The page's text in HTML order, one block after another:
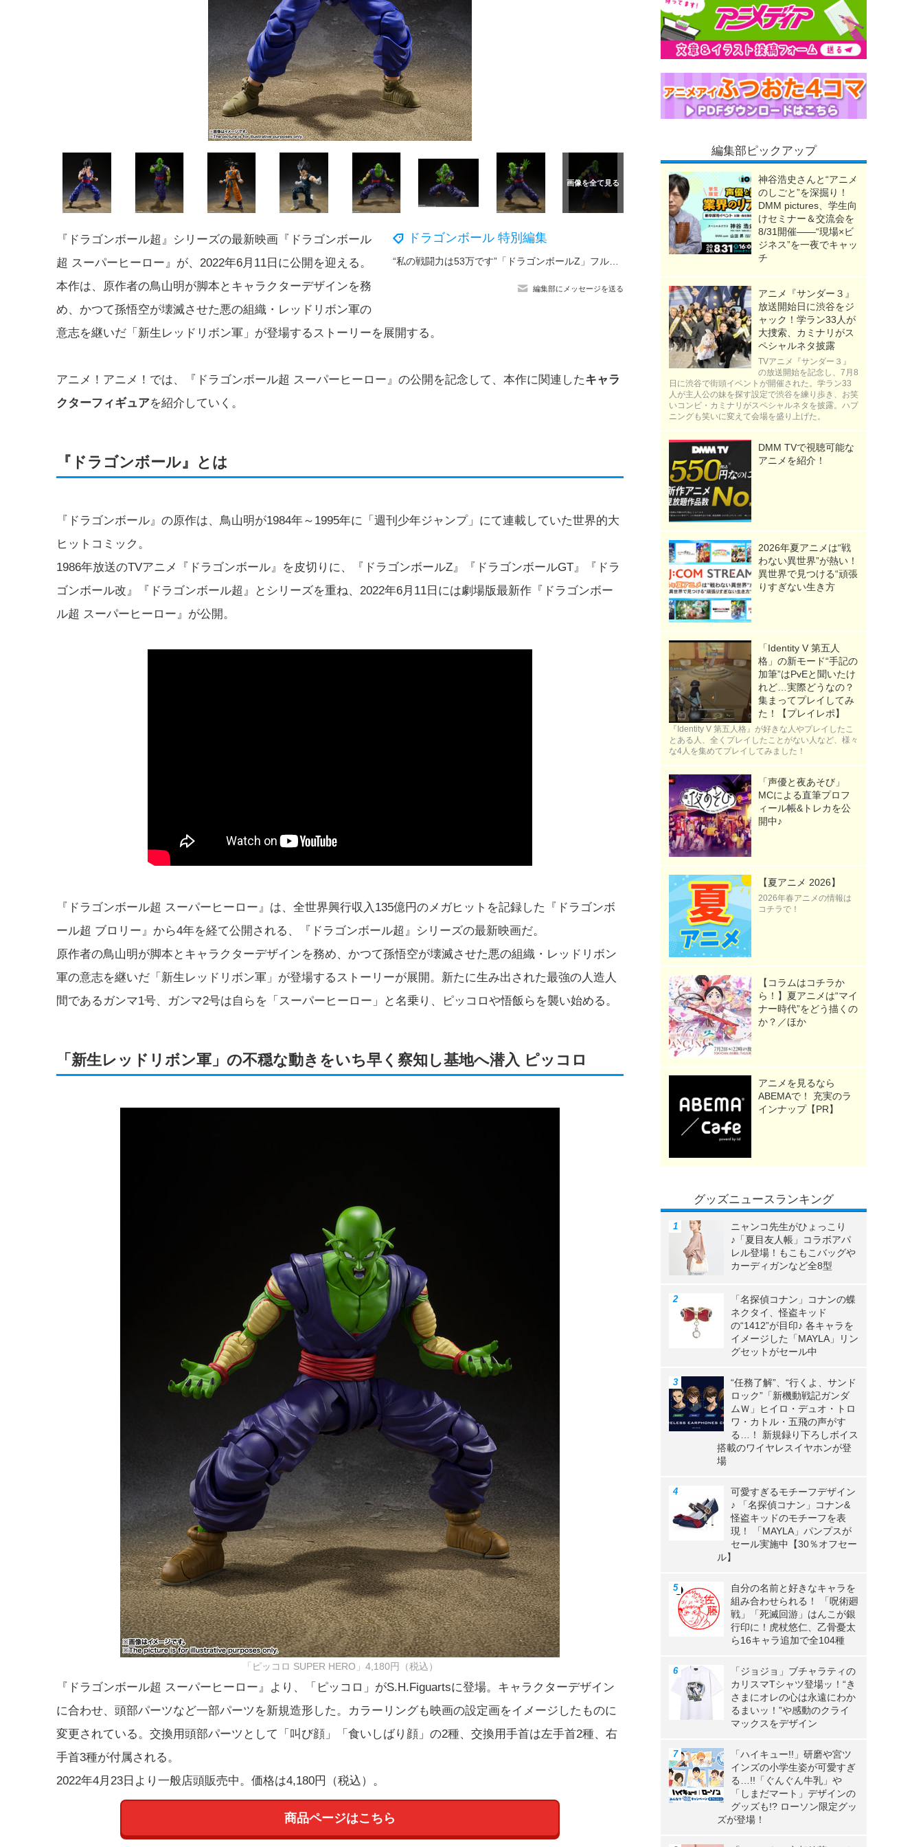
ドラゴンボール 特別編集
編集部にメッセージを送る
『ドラゴンボール超』シリーズの最新映画『ドラゴンボール
超 スーパーヒーロー』が、2022年6月11日に公開を迎える。
本作は、原作者の鳥山明が脚本とキャラクターデザインを務
め、かつて孫悟空が壊滅させた悪の組織・レッドリボン軍の
意志を継いだ「新生レッドリボン軍」が登場するストーリーを展開する。
アニメ！アニメ！では、『ドラゴンボール超 スーパーヒーロー』の公開を記念して、本作に関連したキャラ
クターフィギュアを紹介していく。
『ドラゴンボール』とは
『ドラゴンボール』の原作は、鳥山明が1984年～1995年に「週刊少年ジャンプ」にて連載していた世界的大
ヒットコミック。
1986年放送のTVアニメ『ドラゴンボール』を皮切りに、『ドラゴンボールZ』『ドラゴンボールGT』『ドラ
ゴンボール改』『ドラゴンボール超』とシリーズを重ね、2022年6月11日には劇場版最新作『ドラゴンボー
ル超 スーパーヒーロー』が公開。
『ドラゴンボール超 スーパーヒーロー』は、全世界興行収入135億円のメガヒットを記録した『ドラゴンボ
ール超 ブロリー』から4年を経て公開される、『ドラゴンボール超』シリーズの最新映画だ。
原作者の鳥山明が脚本とキャラクターデザインを務め、かつて孫悟空が壊滅させた悪の組織・レッドリボン
軍の意志を継いだ「新生レッドリボン軍」が登場するストーリーが展開。新たに生み出された最強の人造人
間であるガンマ1号、ガンマ2号は自らを「スーパーヒーロー」と名乗り、ピッコロや悟飯らを襲い始める。
「新生レッドリボン軍」の不穏な動きをいち早く察知し基地へ潜入 ピッコロ
「ピッコロ SUPER HERO」4,180円（税込）
『ドラゴンボール超 スーパーヒーロー』より、「ピッコロ」がS.H.Figuartsに登場。キャラクターデザイン
に合わせ、頭部パーツなど一部パーツを新規造形した。カラーリングも映画の設定画をイメージしたものに
変更されている。交換用頭部パーツとして「叫び顔」「食いしばり顔」の2種、交換用手首は左手首2種、右
手首3種が付属される。
2022年4月23日より一般店頭販売中。価格は4,180円（税込）。
商品ページはこちら
編集部ピックアップ
神谷浩史さんと“アニメ
のしごと”を深掘り！
DMM pictures、学生向
けセミナー＆交流会を
8/31開催――“現場×ビ
ジネス”を一夜でキャッ
チ
アニメ『サンダー３』
放送開始日に渋谷をジ
ャック！学ラン33人が
大捜索、カミナリがス
ペシャルネタ披露
TVアニメ『サンダー３』
の放送開始を記念し、7月8
日に渋谷で街頭イベントが開催された。学ラン33
人が主人公の妹を探す設定で渋谷を練り歩き、お笑
いコンビ・カミナリがスペシャルネタを披露。ハプ
ニングも笑いに変えて会場を盛り上げた。
DMM TVで視聴可能な
アニメを紹介！
2026年夏アニメは“戦
わない異世界”が熱い！
異世界で見つける“頑張
りすぎない生き方
「Identity V 第五人
格」の新モード“手記の
加筆”はPvEと聞いたけ
れど…実際どうなの？
集まってプレイしてみ
た！【プレイレポ】
『Identity V 第五人格』が好きな人やプレイしたこ
とある人、全くプレイしたことがない人など、様々
な4人を集めてプレイしてみました！
「声優と夜あそび」
MCによる直筆プロフ
ィール帳&トレカを公
開中♪
【夏アニメ 2026】
2026年春アニメの情報は
コチラで！
【コラムはコチラか
ら！】夏アニメは“マイ
ナー時代”をどう描くの
か？／ほか
アニメを見るなら
ABEMAで！ 充実のラ
インナップ【PR】
グッズニュースランキング
ニャンコ先生がひょっこり
♪「夏目友人帳」コラボアパ
レル登場！もこもこバッグや
カーディガンなど全8型
「名探偵コナン」コナンの蝶
ネクタイ、怪盗キッド
の“1412”が目印♪ 各キャラを
イメージした「MAYLA」リン
グセットがセール中
“任務了解”、“行くよ、サンド
ロック”「新機動戦記ガンダ
ムＷ」ヒイロ・デュオ・トロ
ワ・カトル・五飛の声がす
る…！ 新規録り下ろしボイス
搭載のワイヤレスイヤホンが登
場
可愛すぎるモチーフデザイン
♪ 「名探偵コナン」コナン&
怪盗キッドのモチーフを表
現！ 「MAYLA」パンプスが
セール実施中【30％オフセー
ル】
自分の名前と好きなキャラを
組み合わせられる！ 「呪術廻
戦」「死滅回游」はんこが銀
行印に！虎杖悠仁、乙骨憂太
ら16キャラ追加で全104種
「ジョジョ」ブチャラティの
カリスマTシャツ登場ッ！“き
さまにオレの心は永遠にわか
るまいッ！”や感動のクライ
マックスをデザイン
「ハイキュー!!」研磨や宮ツ
インズの小学生姿が可愛すぎ
る…!!「ぐんぐん牛乳」や
「しまだマート」デザインの
グッズも!? ローソン限定グッ
ズが登場！